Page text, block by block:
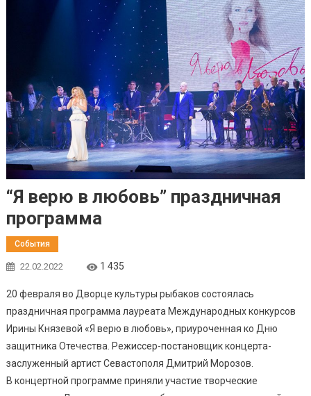
“Я верю в любовь” праздничная
программа
События
22.02.2022 1 435
20 февраля во Дворце культуры рыбаков состоялась
праздничная программа лауреата Международных конкурсов
Ирины Князевой «Я верю в любовь», приуроченная ко Дню
защитника Отечества. Режиссер-постановщик концерта-
заслуженный артист Севастополя Дмитрий Морозов.
В концертной программе приняли участие творческие